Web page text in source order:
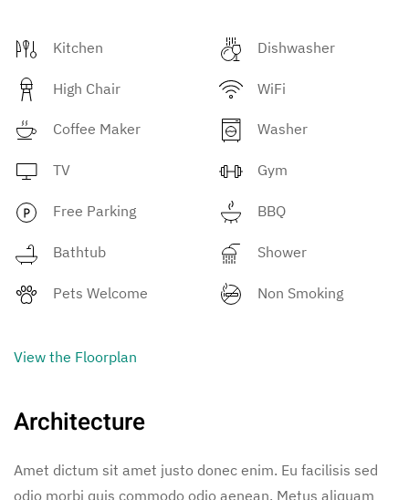
Kitchen Dishwasher
High Chair WiFi
Coffee Maker Washer
TV Gym
Free Parking BBQ
Bathtub Shower
Pets Welcome Non Smoking
View the Floorplan
Architecture
Amet dictum sit amet justo donec enim. Eu facilisis sed
odio morbi quis commodo odio aenean. Metus aliquam